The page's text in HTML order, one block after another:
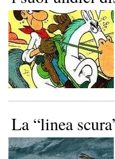
La “linea